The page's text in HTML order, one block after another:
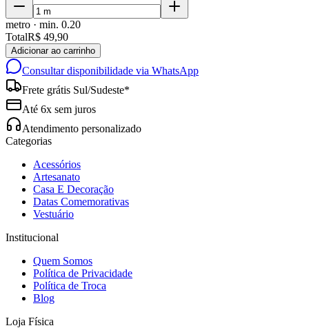
metro · min. 0.20
TotalR$ 49,90
Adicionar ao carrinho
Consultar disponibilidade via WhatsApp
Frete grátis Sul/Sudeste*
Até 6x sem juros
Atendimento personalizado
Categorias
Acessórios
Artesanato
Casa E Decoração
Datas Comemorativas
Vestuário
Institucional
Quem Somos
Política de Privacidade
Política de Troca
Blog
Loja Física